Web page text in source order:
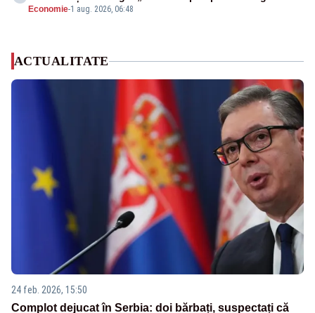
Economie-1 aug. 2026, 06:48
ACTUALITATE
24 feb. 2026, 15:50
Complot dejucat în Serbia: doi bărbați, suspectați că